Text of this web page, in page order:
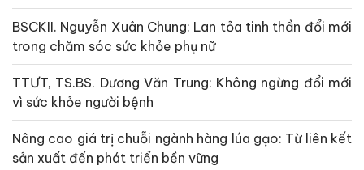
BSCKII. Nguyễn Xuân Chung: Lan tỏa tinh thần đổi mới
trong chăm sóc sức khỏe phụ nữ
TTƯT, TS.BS. Dương Văn Trung: Không ngừng đổi mới
vì sức khỏe người bệnh
Nâng cao giá trị chuỗi ngành hàng lúa gạo: Từ liên kết
sản xuất đến phát triển bền vững